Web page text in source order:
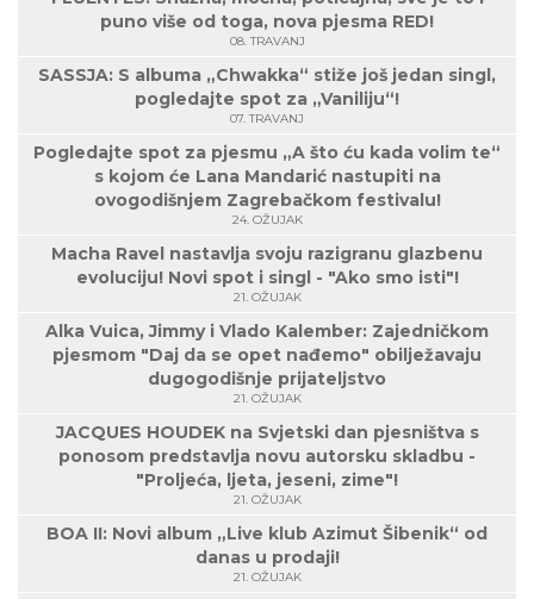
puno više od toga, nova pjesma RED!
08. TRAVANJ
SASSJA: S albuma „Chwakka“ stiže još jedan singl,
pogledajte spot za „Vaniliju“!
07. TRAVANJ
Pogledajte spot za pjesmu „A što ću kada volim te“
s kojom će Lana Mandarić nastupiti na
ovogodišnjem Zagrebačkom festivalu!
24. OŽUJAK
Macha Ravel nastavlja svoju razigranu glazbenu
evoluciju! Novi spot i singl - "Ako smo isti"!
21. OŽUJAK
Alka Vuica, Jimmy i Vlado Kalember: Zajedničkom
pjesmom "Daj da se opet nađemo" obilježavaju
dugogodišnje prijateljstvo
21. OŽUJAK
JACQUES HOUDEK na Svjetski dan pjesništva s
ponosom predstavlja novu autorsku skladbu -
"Proljeća, ljeta, jeseni, zime"!
21. OŽUJAK
BOA II: Novi album „Live klub Azimut Šibenik“ od
danas u prodaji!
21. OŽUJAK